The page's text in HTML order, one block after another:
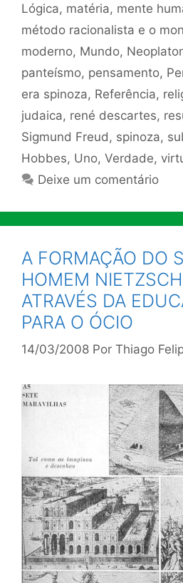
Lógica, matéria, mente
método racionalista e o
moderno, Mundo,
panteísmo, pensamento,
era spinoza, Referência,
judaica, rené descartes,
Sigmund Freud , spinoza,
Hobbes, Uno, Verdade,
Deixe um comentário
A FORMAÇÃO DO
HOMEM
ATRAVÉS DA
PARA O ÓCIO
14/03/2008 Por Thiago